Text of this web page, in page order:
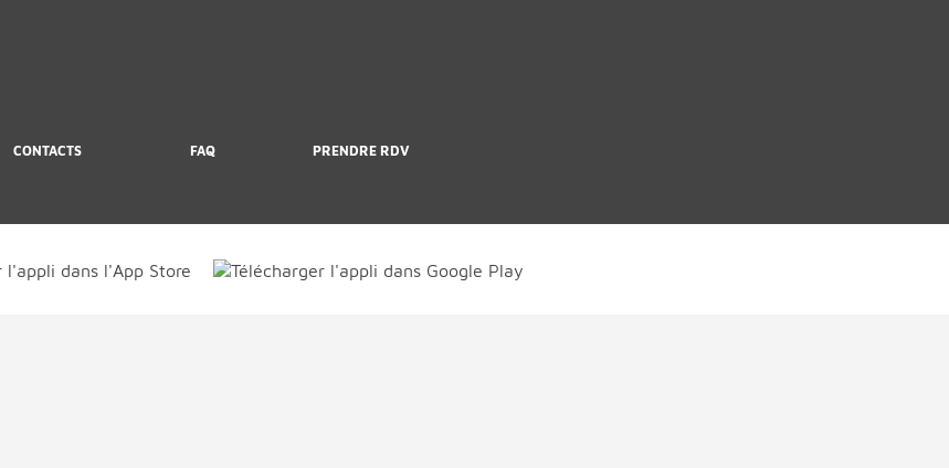
CONTACTS FAQ PRENDRE RDV